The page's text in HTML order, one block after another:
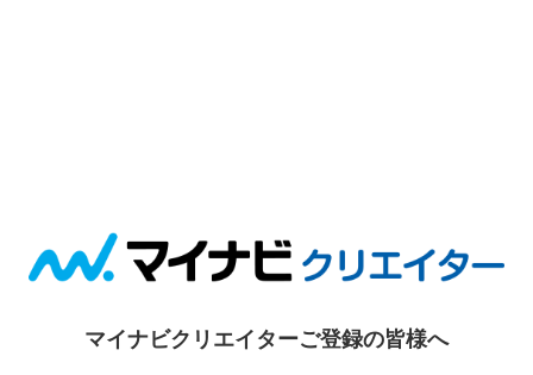
マイナビクリエイターご登録の皆様へ